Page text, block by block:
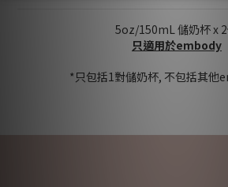
5oz/150mL 儲奶杯 x
只適用於embody
*只包括1對儲奶杯, 不包括其他